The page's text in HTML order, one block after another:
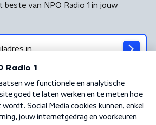
beste van NPO Radio 1 in jouw